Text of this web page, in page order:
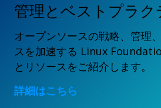
管理とベストプラク
オープンソースの戦略、管理
スを加速する Linux
とリソースをご紹介します。
詳細はこちら